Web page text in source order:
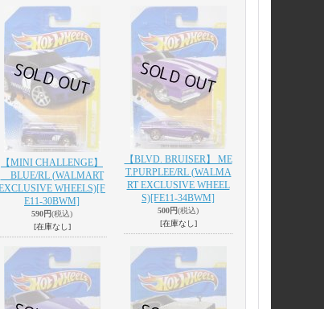
【MINI CHALLENGE】
BLUE/RL (WALMART
WHEELS)[F
E11-30BWM]
590円(税込)
[在庫なし]
【BLVD. BRUISER】 ME
T.PURPLEE/RL (WALMA
RT EXCLUSIVE WHEEL
S)[FE11-34BWM]
500円(税込)
[在庫なし]